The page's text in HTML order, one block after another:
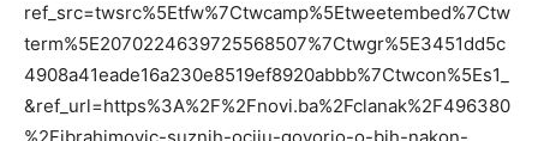
ref_src=twsrc%5Etfw%7Ctwcamp%5Etweetembed%7Ctw
term%5E2070224639725568507%7Ctwgr%5E3451dd5c
4908a41eade16a230e8519ef8920abbb%7Ctwcon%5Es1_
&ref_url=https%3A%2F%2Fnovi.ba%2Fclanak%2F496380